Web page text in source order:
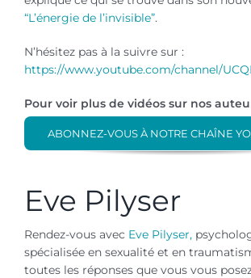
“L’énergie de l’invisible”.
N’hésitez pas à la suivre sur :
https://www.youtube.com/channel/
Pour voir plus de vidéos sur nos
ABONNEZ-VOUS À NOTRE CHAÎNE
Eve Pilyser
Rendez-vous avec Eve Pilyser,
spécialisée en sexualité et en
toutes les réponses que vous vous